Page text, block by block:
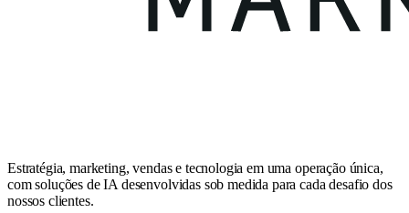
Estratégia, marketing, vendas e tecnologia em uma operação única,
com soluções de IA desenvolvidas sob medida para cada desafio dos
nossos clientes.